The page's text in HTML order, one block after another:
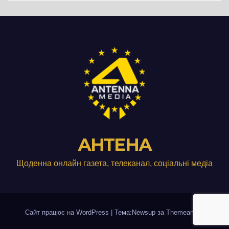
АНТЕНА
Щоденна онлайн газета, телеканал, соціальні медіа
Сайт працює на WordPress | Тема:Newsup за Themeansar